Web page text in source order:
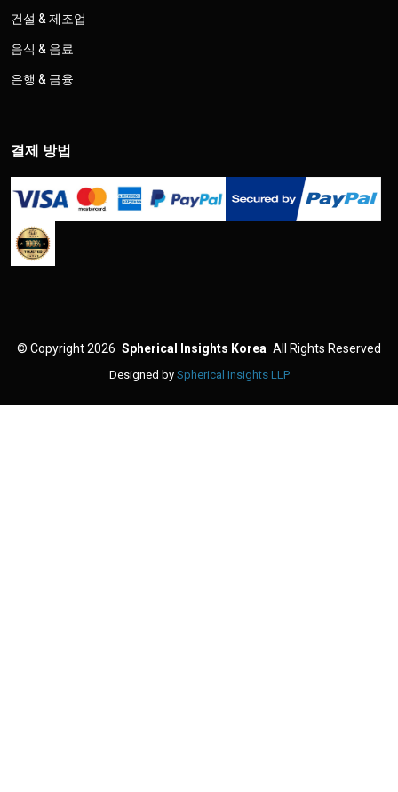
건설 & 제조업
음식 & 음료
은행 & 금융
결제 방법
© Copyright 2026 Spherical Insights Korea All Rights Reserved
Designed by Spherical Insights LLP